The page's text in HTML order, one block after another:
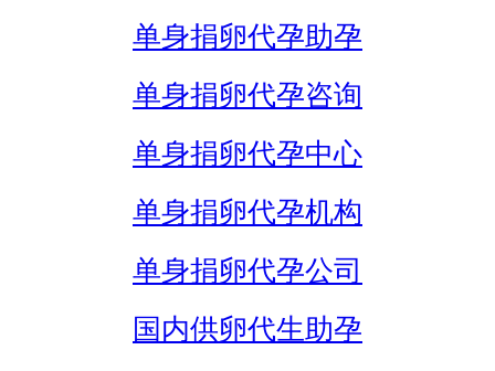
单身捐卵代孕助孕
单身捐卵代孕咨询
单身捐卵代孕中心
单身捐卵代孕机构
单身捐卵代孕公司
国内供卵代生助孕